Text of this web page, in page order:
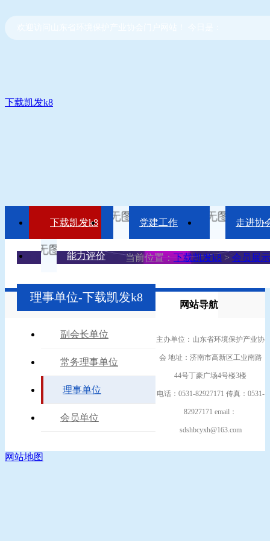
下载凯发k8
下载凯发k8 党建工作 走进协
能力评价 当前位置： 下载凯发k8 > 会员展示
理事单位-下载凯发k8
副会长单位
常务理事单位
理事单位
会员单位
网站导航
主办单位：山东省环境保护产业协
会 地址：济南市高新区工业南路
44号丁豪广场4号楼3楼
电话：0531-82927171 传真：0531-
82927171 email：
sdshbcyxh@163.com
网站地图